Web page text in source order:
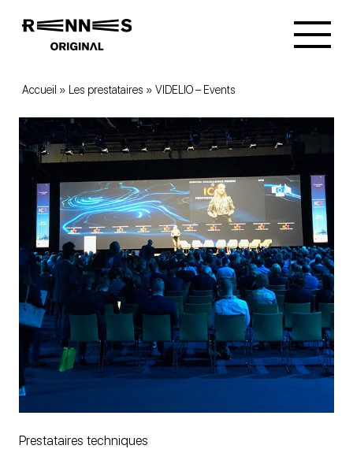
Accueil » Les prestataires » VIDELIO – Events
Prestataires techniques